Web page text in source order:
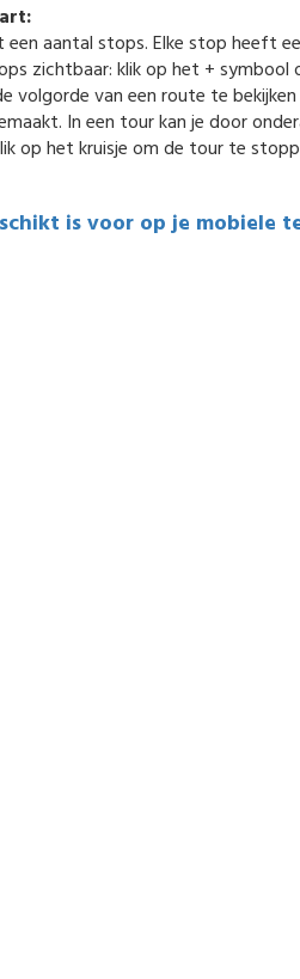
aantal stops. Elke stop heeft
zichtbaar: klik op het +
volgorde van een route te
In een tour kan je door
op het kruisje om de tour te
is voor op je mobiele